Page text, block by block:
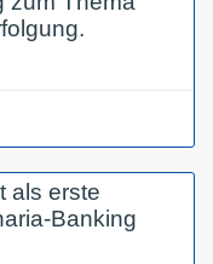
als erste
Banking